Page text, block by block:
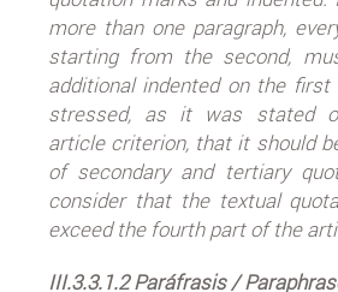
more than one paragraph,
starting from the second,
additional indented on the
stressed, as it was stated
article criterion, that it should
of secondary and tertiary
consider that the textual
exceed the fourth part of the
III.3.3.1.2 Paráfrasis /